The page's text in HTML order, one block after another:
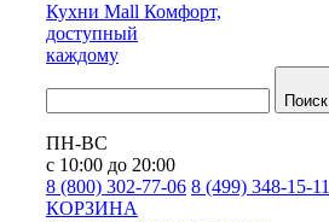
Кухни Mall Комфорт,
доступный
каждому
Поиск
ПН-ВС
с 10:00 до 20:00
8 (800) 302-77-06 8 (499) 348-15-11
КОРЗИНА